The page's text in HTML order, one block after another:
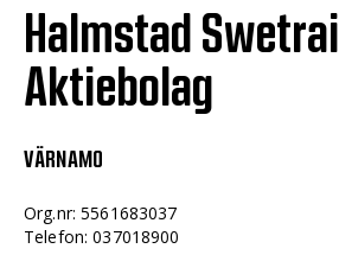
Halmstad Swetrail
Aktiebolag
VÄRNAMO
Org.nr: 5561683037
Telefon: 037018900